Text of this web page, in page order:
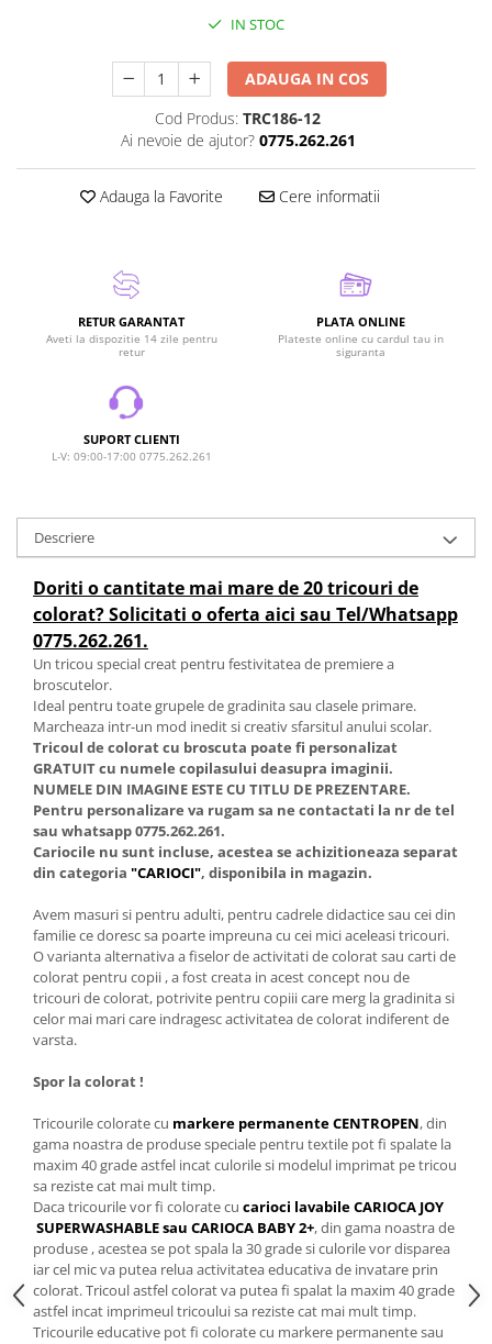
IN STOC
ADAUGA IN COS
Cod Produs: TRC186-12
Ai nevoie de ajutor? 0775.262.261
Adauga la Favorite Cere informatii
RETUR GARANTAT
Aveti la dispozitie 14 zile pentru
retur
PLATA ONLINE
Plateste online cu cardul tau in
siguranta
SUPORT CLIENTI
L-V: 09:00-17:00 0775.262.261
Descriere
Doriti o cantitate mai mare de 20 tricouri de
colorat? Solicitati o oferta aici sau Tel/Whatsapp
0775.262.261.
Un tricou special creat pentru festivitatea de premiere a
broscutelor.
Ideal pentru toate grupele de gradinita sau clasele primare.
Marcheaza intr-un mod inedit si creativ sfarsitul anului scolar.
Tricoul de colorat cu broscuta poate fi personalizat
GRATUIT cu numele copilasului deasupra imaginii.
NUMELE DIN IMAGINE ESTE CU TITLU DE PREZENTARE.
Pentru personalizare va rugam sa ne contactati la nr de tel
sau whatsapp 0775.262.261.
Cariocile nu sunt incluse, acestea se achizitioneaza separat
din categoria "CARIOCI", disponibila in magazin.
Avem masuri si pentru adulti, pentru cadrele didactice sau cei din
familie ce doresc sa poarte impreuna cu cei mici aceleasi tricouri.
O varianta alternativa a fiselor de activitati de colorat sau carti de
colorat pentru copii , a fost creata in acest concept nou de
tricouri de colorat, potrivite pentru copiii care merg la gradinita si
celor mai mari care indragesc activitatea de colorat indiferent de
varsta.
Spor la colorat !
Tricourile colorate cu markere permanente CENTROPEN, din
gama noastra de produse speciale pentru textile pot fi spalate la
maxim 40 grade astfel incat culorile si modelul imprimat pe tricou
sa reziste cat mai mult timp.
Daca tricourile vor fi colorate cu carioci lavabile CARIOCA JOY
SUPERWASHABLE sau CARIOCA BABY 2+, din gama noastra de
produse , acestea se pot spala la 30 grade si culorile vor disparea
iar cel mic va putea relua activitatea educativa de invatare prin
colorat. Tricoul astfel colorat va putea fi spalat la maxim 40 grade
astfel incat imprimeul tricoului sa reziste cat mai mult timp.
Tricourile educative pot fi colorate cu markere permanente sau